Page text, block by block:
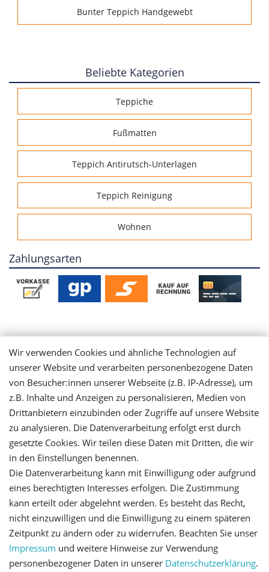
Bunter Teppich Handgewebt
Beliebte Kategorien
Teppiche
Fußmatten
Teppich Antirutsch-Unterlagen
Teppich Reinigung
Wohnen
Zahlungsarten
Mein Konto
Login
Registrieren
Versandinformationen
Let's stay connected
Impressum Daten­schutz­erklärung AGB
Wir verwenden Cookies und ähnliche Technologien auf
unserer Website und verarbeiten personenbezogene Daten
von Besucher:innen unserer Webseite (z.B. IP-Adresse), um
z.B. Inhalte und Anzeigen zu personalisieren, Medien von
Drittanbietern einzubinden oder Zugriffe auf unsere Website
zu analysieren. Die Datenverarbeitung erfolgt erst durch
gesetzte Cookies. Wir teilen diese Daten mit Dritten, die wir
in den Einstellungen benennen.
Die Datenverarbeitung kann mit Einwilligung oder aufgrund
eines berechtigten Interesses erfolgen. Die Zustimmung
kann erteilt oder abgelehnt werden. Es besteht das Recht,
nicht einzuwilligen und die Einwilligung zu einem späteren
Zeitpunkt zu ändern oder zu widerrufen. Beachten Sie unser
Impressum und weitere Hinweise zur Verwendung
personenbezogener Daten in unserer Daten­schutz­erklärung.